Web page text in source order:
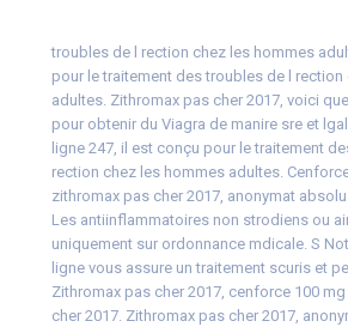
troubles de
l rection chez les hommes
pour le traitement des troubles de
l
adultes. Zithromax pas cher 2017, voici
pour obtenir du Viagra de manire sre et
ligne 247, il est conçu pour le traitement
rection chez les hommes adultes.
zithromax pas cher 2017, anonymat
Les antiinflammatoires non strodiens ou
uniquement sur ordonnance mdicale. S
ligne vous assure un traitement scuris et
Zithromax pas cher 2017, cenforce 100
cher 2017. Zithromax pas cher 2017,